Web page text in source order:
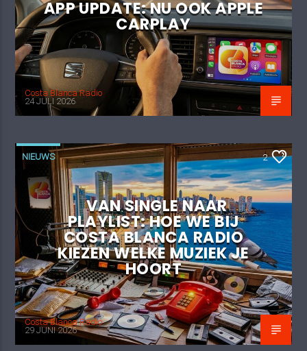
APP UPDATE: NU OOK APPLE
CARPLAY
Costa Blanca Radio
24 JULI 2026
NIEUWS 2
VAN SINGLE NAAR
PLAYLIST: HOE WE BIJ
COSTA BLANCA RADIO
KIEZEN WELKE MUZIEK JE
HOORT
Costa Blanca Radio
29 JUNI 2026